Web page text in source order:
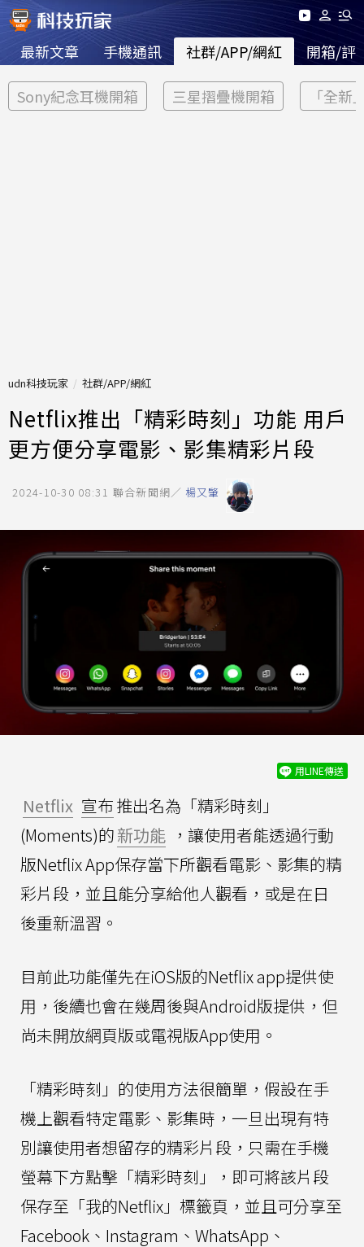
最新文章 手機通訊 社群/APP/網紅 開箱/評
Sony紀念耳機開箱 三星摺疊機開箱 「全新
udn科技玩家 社群/APP/網紅
Netflix推出「精彩時刻」功能 用戶
更方便分享電影、影集精彩片段
2024-10-30 08:31 聯合新聞網／ 楊又肇
用LINE傳送
Netflix 宣布推出名為「精彩時刻」
(Moments)的新功能 ，讓使用者能透過行動
版Netflix App保存當下所觀看電影、影集的精
彩片段，並且能分享給他人觀看，或是在日
後重新溫習。
目前此功能僅先在iOS版的Netflix app提供使
用，後續也會在幾周後與Android版提供，但
尚未開放網頁版或電視版App使用。
「精彩時刻」的使用方法很簡單，假設在手
機上觀看特定電影、影集時，一旦出現有特
別讓使用者想留存的精彩片段，只需在手機
螢幕下方點擊「精彩時刻」，即可將該片段
保存至「我的Netflix」標籤頁，並且可分享至
Facebook、Instagram、WhatsApp、